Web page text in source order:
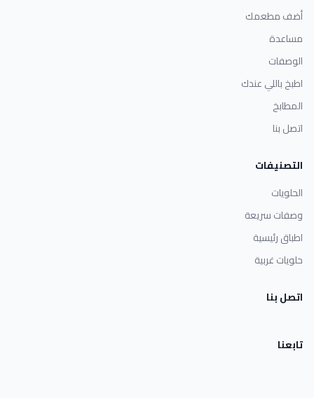
أضف مطعمك
مساعدة
الوصفات
اطبخ باللي عندك
المطابخ
اتصل بنا
التصنيفات
الحلويات
وصفات سريعة
اطباق رئيسية
حلويات غربية
اتصل بنا
تابعنا